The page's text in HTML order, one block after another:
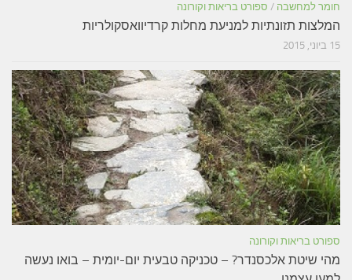
חומר למחשבה / ספורט בריאות וקורונה
המלצות תזונתיות למניעת מחלות קרדיוואסקולריות
15 ביוני, 2015
ספורט בריאות וקורונה
מהי שיטת אלכסנדר? – טכניקה טבעית יום-יומית – בואו נעשה